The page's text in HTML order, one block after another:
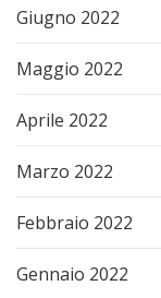
Giugno 2022
Maggio 2022
Aprile 2022
Marzo 2022
Febbraio 2022
Gennaio 2022